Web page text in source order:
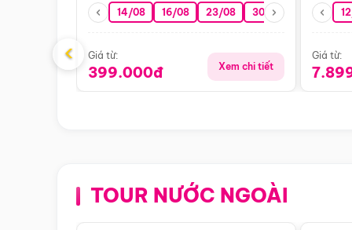
14/08 16/08 23/08 30/08 06/09
Giá từ:
399.000đ Xem chi tiết
Giá từ:
‹
TOUR NƯỚC NGOÀI
Điểm nổi bật